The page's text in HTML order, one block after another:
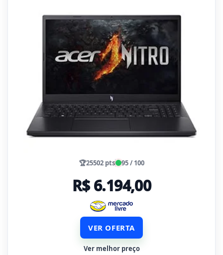
🏆25502 pts 95 / 100
R$ 6.194,00
VER OFERTA
Ver melhor preço